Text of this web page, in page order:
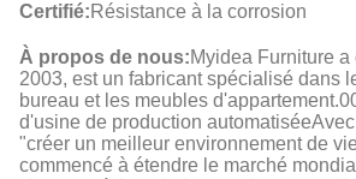
Certifié:Résistance à la corrosion
À propos de nous:Myidea Furniture a
2003, est un fabricant spécialisé dans
bureau et les meubles
d'usine de production
"créer un meilleur environnement de
commencé à étendre le marché